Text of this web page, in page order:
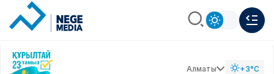
Алматы +3°C